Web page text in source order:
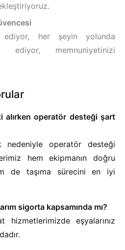
ediyor, her şeyin yolunda
ediyor, memnuniyetinizi
alırken operatör desteği şart
nedeniyle operatör desteği
hem ekipmanın doğru
de taşıma sürecini en iyi
sigorta kapsamında mı?
hizmetlerimizde eşyalarınız